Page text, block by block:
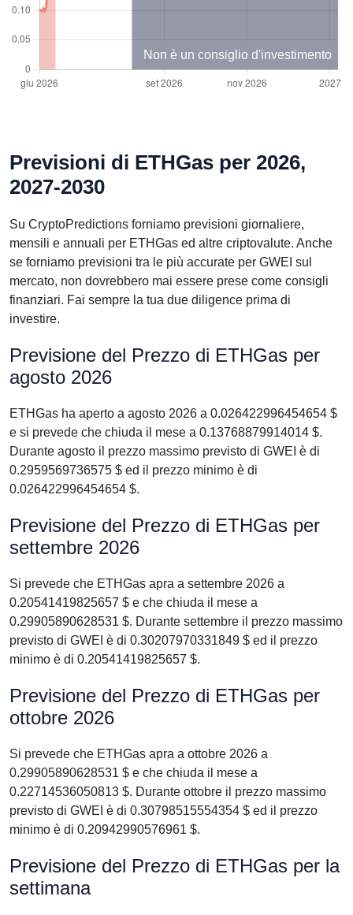
Non è un consiglio d'investimento
Previsioni di ETHGas per 2026,
2027-2030
Su CryptoPredictions forniamo previsioni giornaliere,
mensili e annuali per ETHGas ed altre criptovalute. Anche
se forniamo previsioni tra le più accurate per GWEI sul
mercato, non dovrebbero mai essere prese come consigli
finanziari. Fai sempre la tua due diligence prima di
investire.
Previsione del Prezzo di ETHGas per
agosto 2026
ETHGas ha aperto a agosto 2026 a 0.026422996454654 $
e si prevede che chiuda il mese a 0.13768879914014 $.
Durante agosto il prezzo massimo previsto di GWEI è di
0.2959569736575 $ ed il prezzo minimo è di
0.026422996454654 $.
Previsione del Prezzo di ETHGas per
settembre 2026
Si prevede che ETHGas apra a settembre 2026 a
0.20541419825657 $ e che chiuda il mese a
0.29905890628531 $. Durante settembre il prezzo massimo
previsto di GWEI è di 0.30207970331849 $ ed il prezzo
minimo è di 0.20541419825657 $.
Previsione del Prezzo di ETHGas per
ottobre 2026
Si prevede che ETHGas apra a ottobre 2026 a
0.29905890628531 $ e che chiuda il mese a
0.22714536050813 $. Durante ottobre il prezzo massimo
previsto di GWEI è di 0.30798515554354 $ ed il prezzo
minimo è di 0.20942990576961 $.
Previsione del Prezzo di ETHGas per la
settimana